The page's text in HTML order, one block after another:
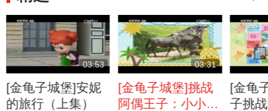
03:53
[金龟子城堡]安妮
的旅行（上集）
03:31
[金龟子城堡]挑战
阿偶王子：小小讲
[金龟
子挑